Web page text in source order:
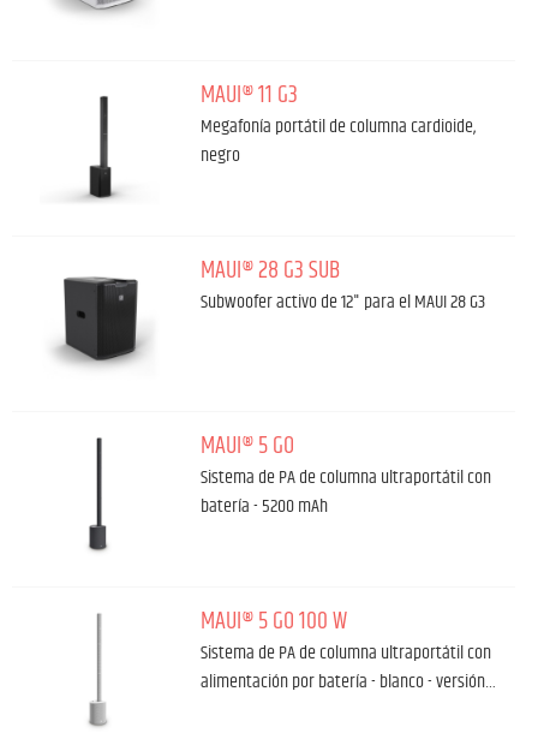
MAUI® 11 G3
Megafonía portátil de columna cardioide,
negro
MAUI® 28 G3 SUB
Subwoofer activo de 12" para el MAUI 28 G3
MAUI® 5 GO
Sistema de PA de columna ultraportátil con
batería - 5200 mAh
MAUI® 5 GO 100 W
Sistema de PA de columna ultraportátil con
alimentación por batería - blanco - versión…